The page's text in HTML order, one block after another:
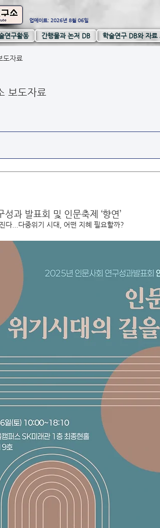
업데이트: 2026년 8월 06일
연구활동 간행물과 논저 DB 학술연구 DB와 자료
도자료
보도자료
과 발표회 및 인문축제 ‘향연’
다...다중위기 시대, 어떤 지혜 필요할까?